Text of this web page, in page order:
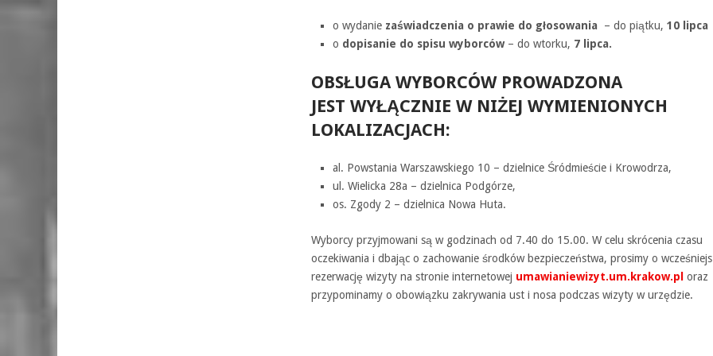
o wydanie zaświadczenia o prawie do głosowania – do piątku, 10 lipca
o dopisanie do spisu wyborców– do wtorku, 7 lipca.
OBSŁUGA WYBORCÓW PROWADZONA
JEST WYŁĄCZNIE W NIŻEJ WYMIENIONYCH
LOKALIZACJACH:
al. Powstania Warszawskiego 10 – dzielnice Śródmieście i Krowodrza,
ul. Wielicka 28a – dzielnica Podgórze,
os. Zgody 2 – dzielnica Nowa Huta.
Wyborcy przyjmowani są w godzinach od 7.40 do 15.00. W celu skrócenia czasu
oczekiwania i dbając o zachowanie środków bezpieczeństwa, prosimy o
rezerwację wizyty na stronie internetowej umawianiewizyt.um.krakow.pl oraz
przypominamy o obowiązku zakrywania ust i nosa podczas wizyty w urzędzie.